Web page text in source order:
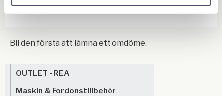
Bli den första att lämna ett omdöme.
OUTLET - REA
Maskin & Fordonstillbehör